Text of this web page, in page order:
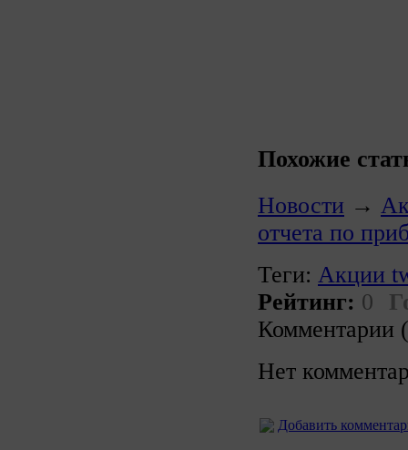
Похожие
Новости →
отчета по
Теги: Акции
Рейтинг: 0
Комментарии
Нет
Добавить